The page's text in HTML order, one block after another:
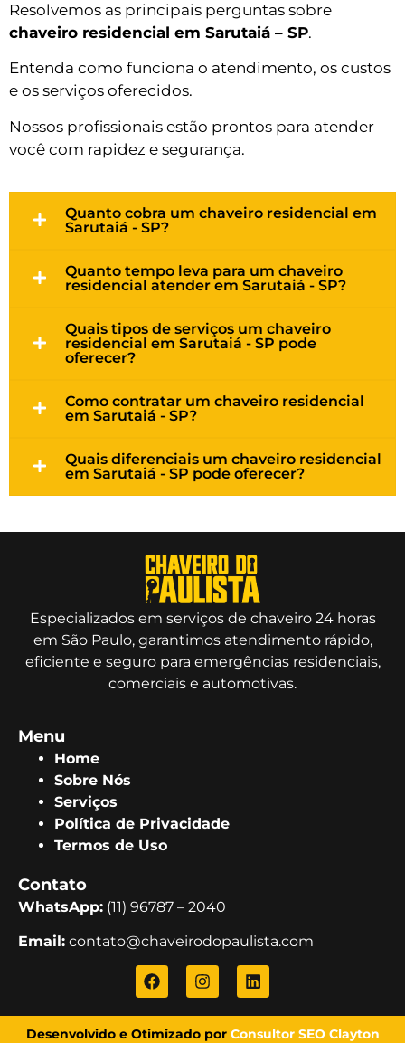
Resolvemos as principais perguntas sobre
chaveiro residencial em Sarutaiá – SP.
Entenda como funciona o atendimento, os custos
e os serviços oferecidos.
Nossos profissionais estão prontos para atender
você com rapidez e segurança.
Quanto cobra um chaveiro residencial em
Sarutaiá - SP?
Quanto tempo leva para um chaveiro
residencial atender em Sarutaiá - SP?
Quais tipos de serviços um chaveiro
residencial em Sarutaiá - SP pode
oferecer?
Como contratar um chaveiro residencial
em Sarutaiá - SP?
Quais diferenciais um chaveiro residencial
em Sarutaiá - SP pode oferecer?
Especializados em serviços de chaveiro 24 horas
em São Paulo, garantimos atendimento rápido,
eficiente e seguro para emergências residenciais,
comerciais e automotivas.
Menu
Home
Sobre Nós
Serviços
Política de Privacidade
Termos de Uso
Contato
WhatsApp: (11) 96787 – 2040
Email: contato@chaveirodopaulista.com
Desenvolvido e Otimizado por Consultor SEO Clayton